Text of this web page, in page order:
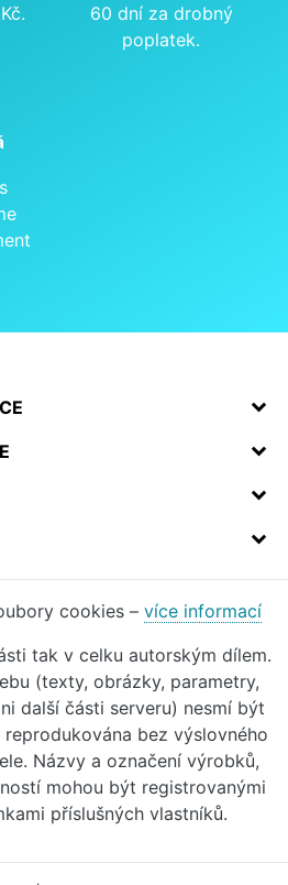
60 dní za drobný
poplatek.
cookies – více informací
tak v celku autorským dílem.
(texty, obrázky, parametry,
další části serveru) nesmí být
bez výslovného
Názvy a označení výrobků,
mohou být registrovanými
příslušných vlastníků.